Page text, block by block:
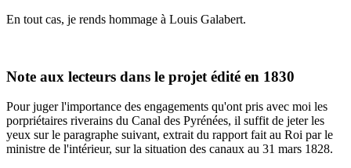
En tout cas, je rends hommage à Louis Galabert.
Note aux lecteurs dans le projet édité en 1830
Pour juger l'importance des engagements qu'ont pris avec moi les
porpriétaires riverains du Canal des Pyrénées, il suffit de jeter les
yeux sur le paragraphe suivant, extrait du rapport fait au Roi par le
ministre de l'intérieur, sur la situation des canaux au 31 mars 1828.